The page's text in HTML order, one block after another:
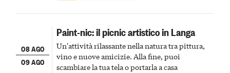
08 AGO
09 AGO
Paint-nic: il picnic artistico in Langa
Un'attività rilassante nella natura tra pittura,
vino e nuove amicizie. Alla fine, puoi
scambiare la tua tela o portarla a casa